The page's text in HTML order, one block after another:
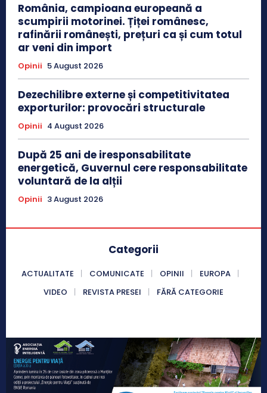
România, campioana europeană a
scumpirii motorinei. Țiței românesc,
rafinării românești, prețuri ca și cum totul
ar veni din import
Opinii 5 August 2026
Dezechilibre externe și competitivitatea
exporturilor: provocări structurale
Opinii 4 August 2026
După 25 ani de iresponsabilitate
energetică, Guvernul cere responsabilitate
voluntară de la alții
Opinii 3 August 2026
Categorii
ACTUALITATE COMUNICATE OPINII
EUROPA
VIDEO
REVISTA PRESEI FĂRĂ CATEGORIE